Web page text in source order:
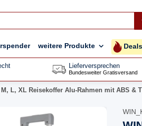
weitere Produkte Deals
Lieferversprechen
Bundesweiter Gratisversand
L, XL Reisekoffer Alu-Rahmen mit ABS &